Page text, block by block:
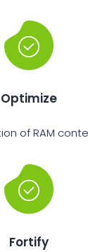
Optimize
of RAM
Fortify